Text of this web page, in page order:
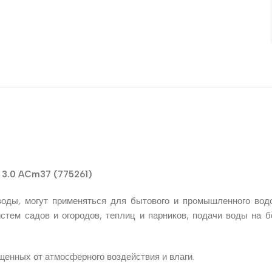
ACm37 (775261)
могут применяться для бытового и промышленного
садов и огородов, теплиц и парников, подачи воды
от атмосферного воздействия и влаги.